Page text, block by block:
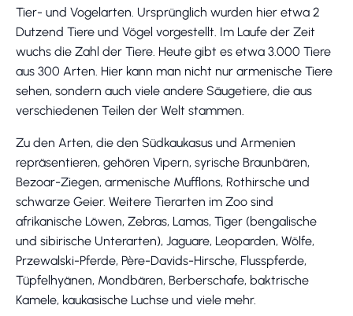
Tier- und Vogelarten. Ursprünglich wurden hier etwa 2
Dutzend Tiere und Vögel vorgestellt. Im Laufe der Zeit
wuchs die Zahl der Tiere. Heute gibt es etwa 3.000 Tiere
aus 300 Arten. Hier kann man nicht nur armenische Tiere
sehen, sondern auch viele andere Säugetiere, die aus
verschiedenen Teilen der Welt stammen.
Zu den Arten, die den Südkaukasus und Armenien
repräsentieren, gehören Vipern, syrische Braunbären,
Bezoar-Ziegen, armenische Mufflons, Rothirsche und
schwarze Geier. Weitere Tierarten im Zoo sind
afrikanische Löwen, Zebras, Lamas, Tiger (bengalische
und sibirische Unterarten), Jaguare, Leoparden, Wölfe,
Przewalski-Pferde, Père-Davids-Hirsche, Flusspferde,
Tüpfelhyänen, Mondbären, Berberschafe, baktrische
Kamele, kaukasische Luchse und viele mehr.